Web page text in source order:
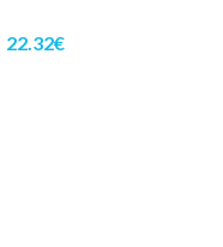
22.32€